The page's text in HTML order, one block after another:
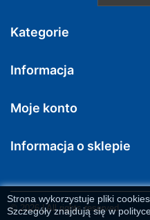
Kategorie
Informacja
© 2026 | All rights reserved
Moje konto
Informacja o sklepie
Strona wykorzystuje pliki
Szczegóły znajdują się w